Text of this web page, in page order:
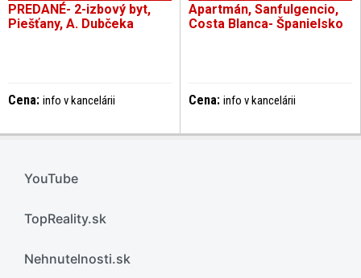
PREDANÉ- 2-izbový byt,
Piešťany, A. Dubčeka
Cena: info v kancelárii
Apartmán, Sanfulgencio,
Costa Blanca- Španielsko
Cena: info v kancelárii
YouTube
TopReality.sk
Nehnutelnosti.sk